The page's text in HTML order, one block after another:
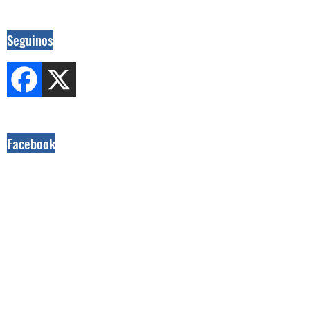
Seguinos
Facebook